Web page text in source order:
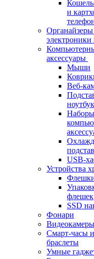
и
Органайзеры
электроники
аксессуары
Мыши
Веб-
Наборы
USB-
Устройства
флешек
SSD
Фонари
Видеокамеры
Смарт-часы
браслеты
Умные